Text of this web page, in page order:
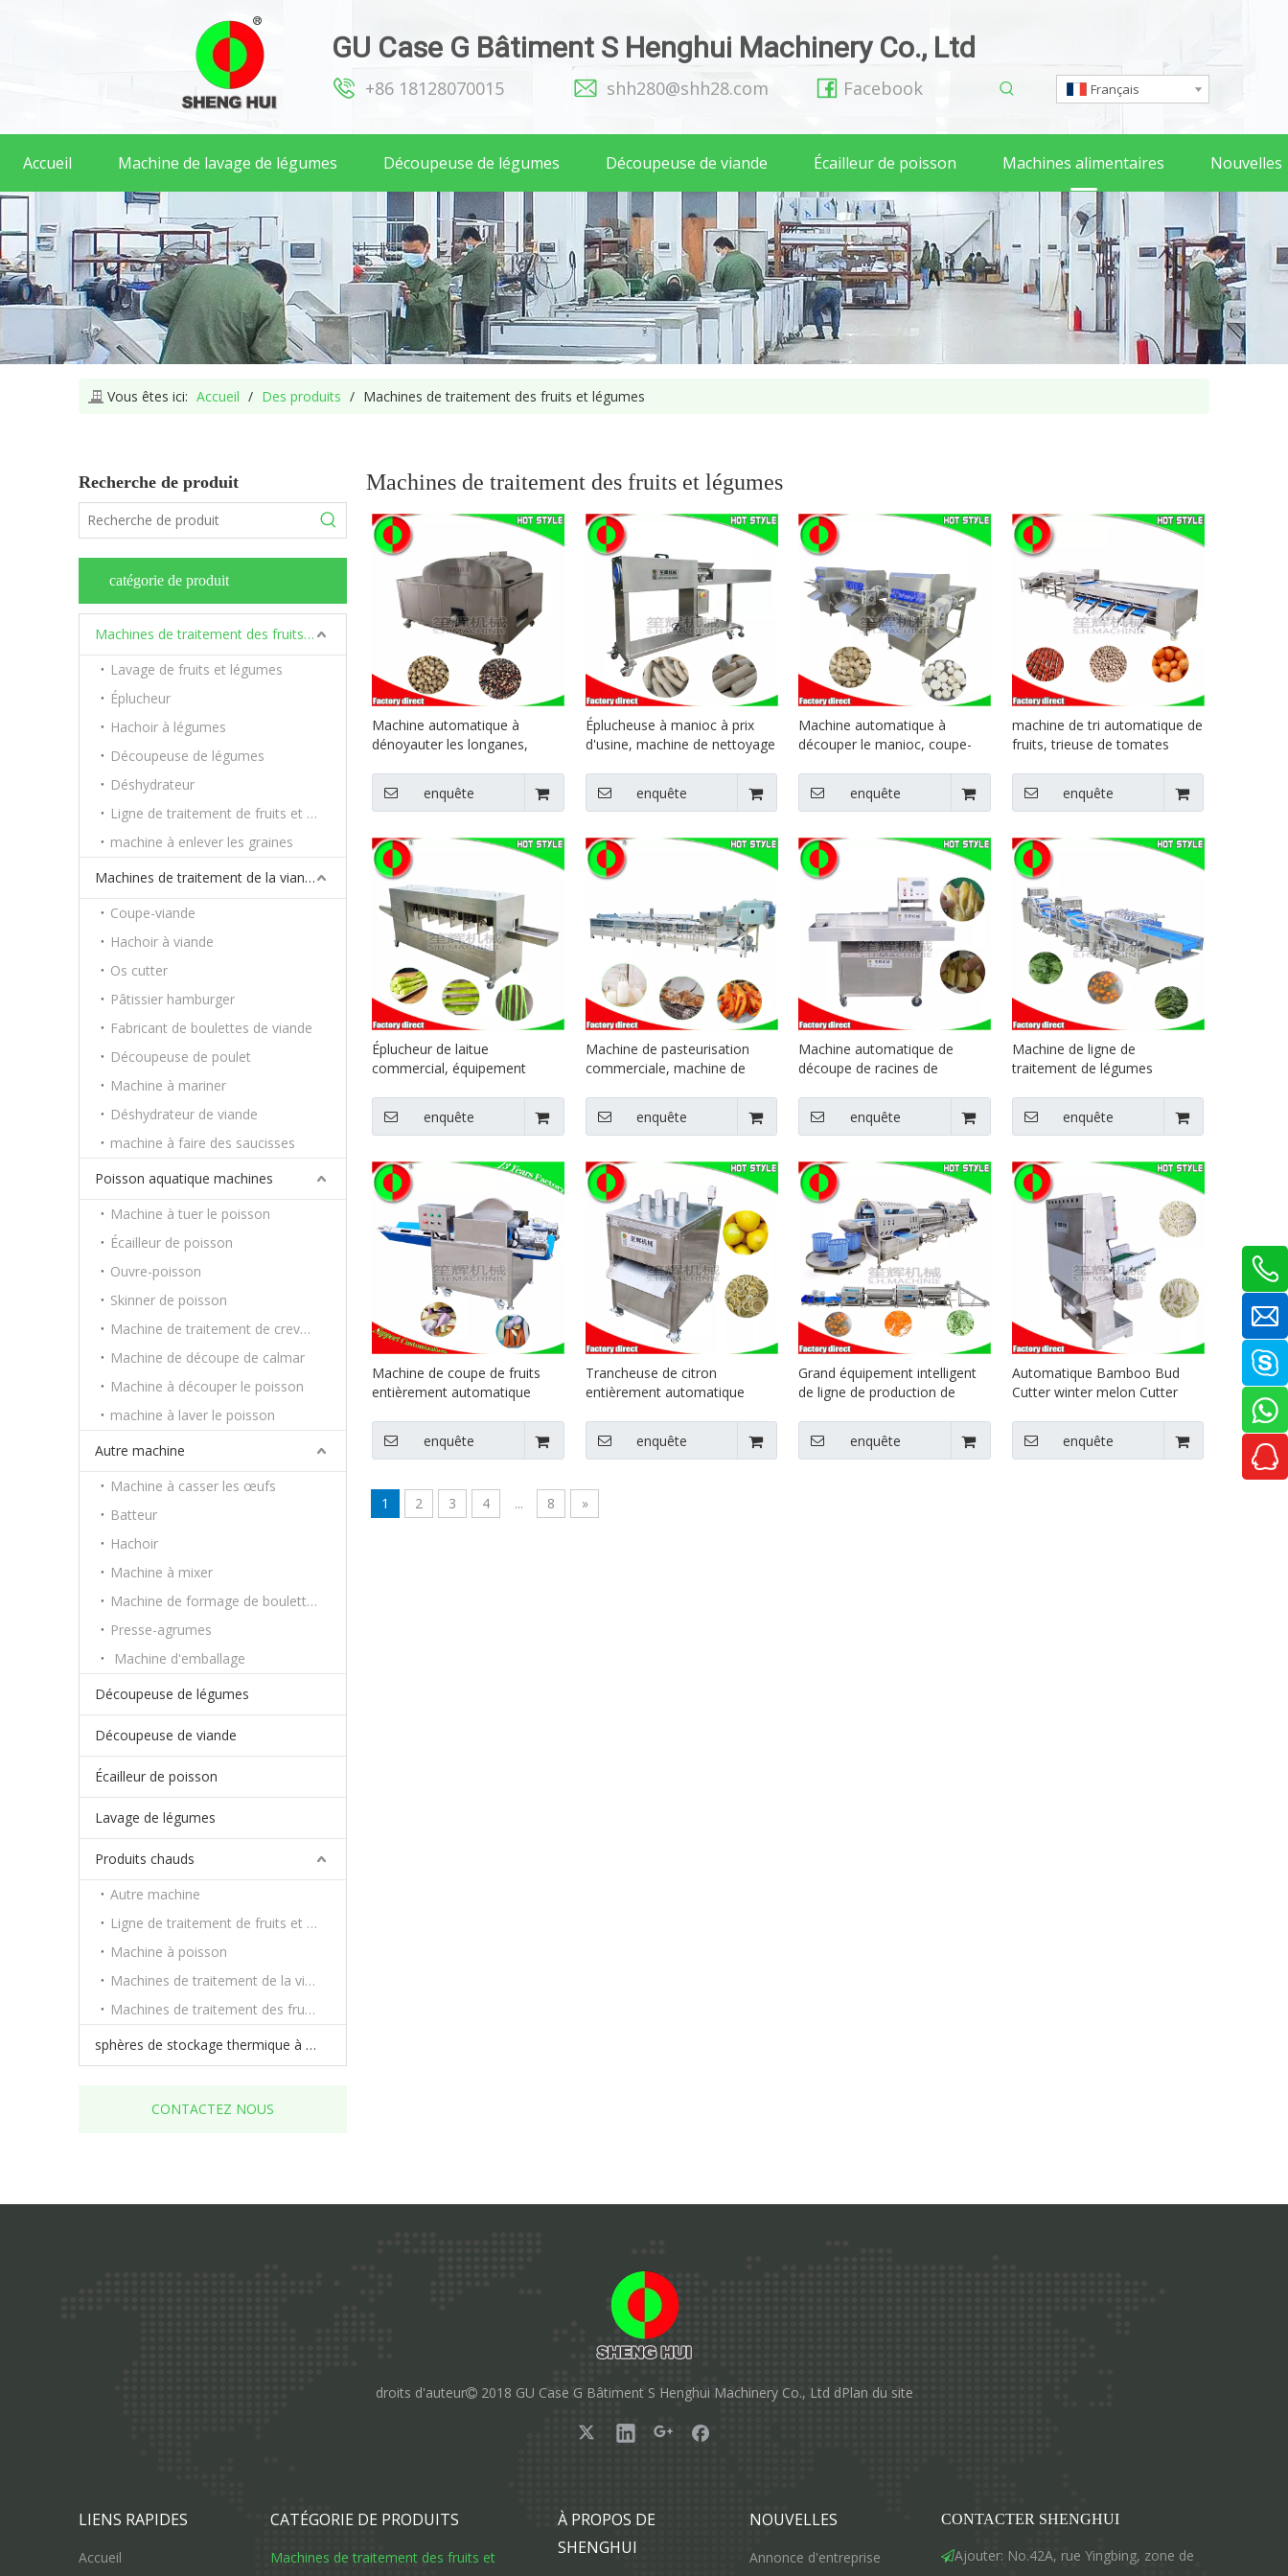
GU Case G Bâtiment S Henghui Machinery Co., Ltd
+86 18128070015 shh280@shh28.com Facebook Français
Accueil Machine de lavage de légumes Découpeuse de légumes Découpeuse de viande Écailleur de poisson Machines alimentaires Nouvelles
Vous êtes ici: Accueil / Des produits / Machines de traitement des fruits et légumes
Recherche de produit
catégorie de produit
Machines de traitement des fruits et légumes
Lavage de fruits et légumes
Éplucheur
Hachoir à légumes
Découpeuse de légumes
Déshydrateur
Ligne de traitement de fruits et légumes
machine à enlever les graines
Machines de traitement de la viande
Coupe-viande
Hachoir à viande
Os cutter
Pâtissier hamburger
Fabricant de boulettes de viande
Découpeuse de poulet
Machine à mariner
Déshydrateur de viande
machine à faire des saucisses
Poisson aquatique machines
Machine à tuer le poisson
Écailleur de poisson
Ouvre-poisson
Skinner de poisson
Machine de traitement de crevettes
Machine de découpe de calmar
Machine à découper le poisson
machine à laver le poisson
Autre machine
Machine à casser les œufs
Batteur
Hachoir
Machine à mixer
Machine de formage de boulettes
Presse-agrumes
Machine d'emballage
Découpeuse de légumes
Découpeuse de viande
Écailleur de poisson
Lavage de légumes
Produits chauds
Autre machine
Ligne de traitement de fruits et légumes
Machine à poisson
Machines de traitement de la viande
Machines de traitement des fruits et légumes
sphères de stockage thermique à changement de phase
CONTACTEZ NOUS
Machines de traitement des fruits et légumes
Machine automatique à
dénoyauter les longanes,
alimentaire, machine à
enquête
Éplucheuse à manioc à prix
d'usine, machine de nettoyage
manioc
enquête
Machine automatique à
découper le manioc, coupe-
enquête
machine de tri automatique de
fruits, trieuse de tomates
myrtillesenquête
Éplucheur de laitue
commercial, équipement
équipement alimentaire de
laitue
enquête
Machine de pasteurisation
commerciale, machine de
production de stérilisation à
enquête
Machine automatique de
découpe de racines de
alimentaire, équipement de
enquête
Machine de ligne de
traitement de légumes
nettoyage des fruits, laveuse
enquête
Machine de coupe de fruits
entièrement automatique
moitié de chou Équipement
enquête
Trancheuse de citron
entièrement automatique
Équipement alimentaire
enquête
Grand équipement intelligent
de ligne de production de
enquête
Automatique Bamboo Bud
Cutter winter melon Cutter
enquête
1 2 3 4 ... 8 »
droits d'auteur2018 GU Case G Bâtiment S Henghui Machinery Co., Ltd dPlan du site
LIENS RAPIDES
Accueil
CATÉGORIE DE PRODUITS
Machines de traitement des fruits et
À PROPOS DE
SHENGHUI
NOUVELLES
Annonce d'entreprise
CONTACTER SHENGHUI
Ajouter: No.42A, rue Yingbing, zone de